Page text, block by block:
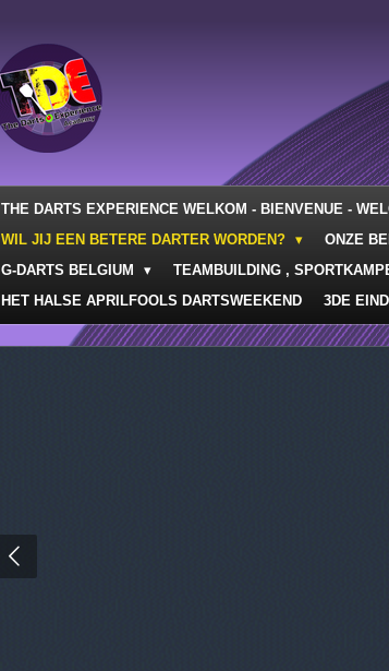
THE DARTS EXPERIENCE WELKOM - BIENVENUE -
WIL JIJ EEN BETERE DARTER WORDEN?
ONZE
G-DARTS BELGIUM
TEAMBUILDING ,
HET HALSE APRILFOOLS DARTSWEEKEND
3DE